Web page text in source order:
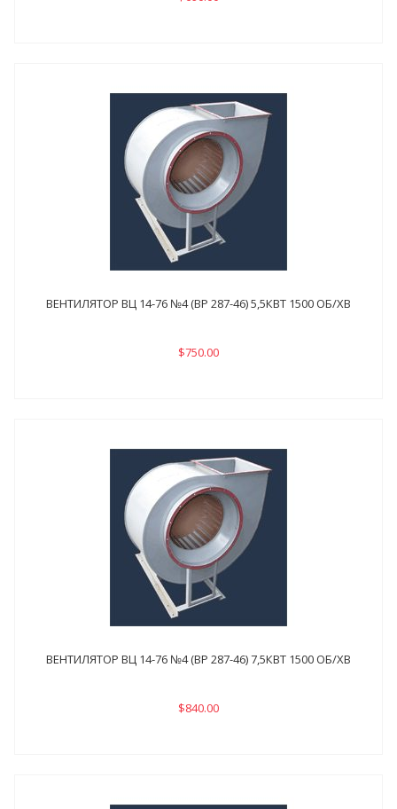
ВЕНТИЛЯТОР ВЦ 14-76 №4 (ВР 287-46) 5,5КВТ 1500 ОБ/ХВ
$750.00
ВЕНТИЛЯТОР ВЦ 14-76 №4 (ВР 287-46) 7,5КВТ 1500 ОБ/ХВ
$840.00